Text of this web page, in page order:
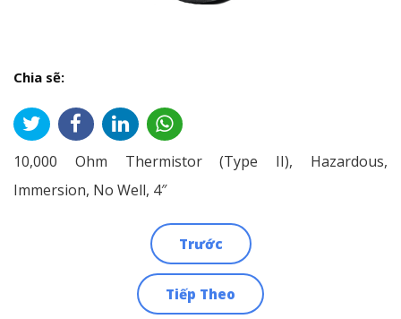
Chia sẽ:
10,000 Ohm Thermistor (Type II), Hazardous,
Immersion, No Well, 4″
Trước
Tiếp Theo